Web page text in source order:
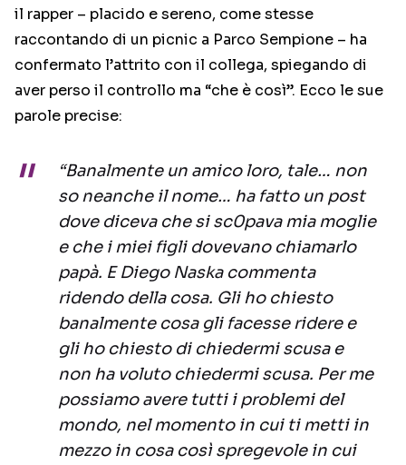
il rapper – placido e sereno, come stesse
raccontando di un picnic a Parco Sempione – ha
confermato l’attrito con il collega, spiegando di
aver perso il controllo ma “che è così”. Ecco le sue
parole precise:
“Banalmente un amico loro, tale… non
so neanche il nome… ha fatto un post
dove diceva che si sc0pava mia moglie
e che i miei figli dovevano chiamarlo
papà. E Diego Naska commenta
ridendo della cosa. Gli ho chiesto
banalmente cosa gli facesse ridere e
gli ho chiesto di chiedermi scusa e
non ha voluto chiedermi scusa. Per me
possiamo avere tutti i problemi del
mondo, nel momento in cui ti metti in
mezzo in cosa così spregevole in cui